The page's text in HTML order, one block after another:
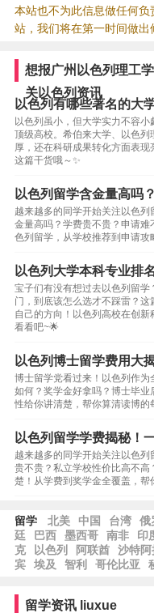
本站也不为此信息做任何
站，我们将在第一时间做出
想报广州以色列理工
关以色列资讯
以色列有哪些著名的大
以色列虽小，但大学实力不容
顶级高校。希伯来大学、以色
厚，还在科研成果转化方面表
这篇干货哦～✨
以色列留学含金量高吗
越来越多的同学开始关注以色
金量高吗？学费贵不贵？申请
色列留学，从学校推荐到申请攻
以色列大学本科专业排
宝子们有没有想过去以色列留
门，到底该怎么选才不踩雷？
自己的方向！以色列高校在创
看看吧~🌟
以色列博士留学费用大
博士留学党看过来！以色列作
如何？奖学金好拿吗？博士毕
性给你讲清楚，帮你算清读博的
以色列留学学费揭秘！
越来越多的同学开始关注以色
贵不贵？私立学校性价比高不
楚！从学费到奖学金全覆盖，帮
留学 北美 中国 台湾 俄
廷
巴西 墨西哥 南非 印
克
以色列 阿联酋 沙特阿
宾
埃及 智利 哥伦比亚
留学资讯 liuxue